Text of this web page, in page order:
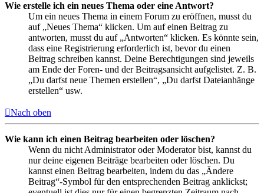
Wie erstelle ich ein neues Thema oder eine Antwort?
Um ein neues Thema in einem Forum zu eröffnen, musst du
auf „Neues Thema“ klicken. Um auf einen Beitrag zu
antworten, musst du auf „Antworten“ klicken. Es könnte sein,
dass eine Registrierung erforderlich ist, bevor du einen
Beitrag schreiben kannst. Deine Berechtigungen sind jeweils
am Ende der Foren- und der Beitragsansicht aufgelistet. Z. B.
„Du darfst neue Themen erstellen“, „Du darfst Dateianhänge
erstellen“ usw.
Nach oben
Wie kann ich einen Beitrag bearbeiten oder löschen?
Wenn du nicht Administrator oder Moderator bist, kannst du
nur deine eigenen Beiträge bearbeiten oder löschen. Du
kannst einen Beitrag bearbeiten, indem du das „Ändere
Beitrag“-Symbol für den entsprechenden Beitrag anklickst;